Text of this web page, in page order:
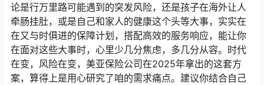
论是行万里路可能遇到的突发风险，还是孩子在海外让人
牵肠挂肚，或是自己和家人的健康这个头等大事，实实在
在又与时俱进的保障计划，搭配高效的服务响应，能让你
在面对这些大事时，心里少几分焦虑，多几分从容。时代
在变，风险在变，美亚保险公司在2025年拿出的这套方
案，算得上是用心研究了咱的需求痛点。建议你结合自己